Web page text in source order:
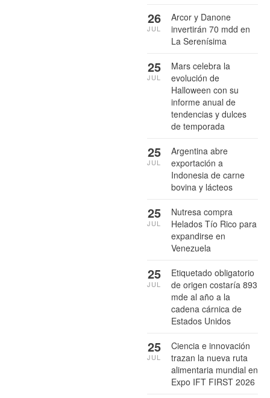
Arcor y Danone
invertirán 70 mdd en
La Serenísima
26
JUL
Mars celebra la
evolución de
Halloween con su
informe anual de
tendencias y dulces
de temporada
25
JUL
Argentina abre
exportación a
Indonesia de carne
bovina y lácteos
25
JUL
Nutresa compra
Helados Tío Rico para
expandirse en
Venezuela
25
JUL
Etiquetado obligatorio
de origen costaría 893
mde al año a la
cadena cárnica de
Estados Unidos
25
JUL
Ciencia e innovación
trazan la nueva ruta
alimentaria mundial en
Expo IFT FIRST 2026
25
JUL